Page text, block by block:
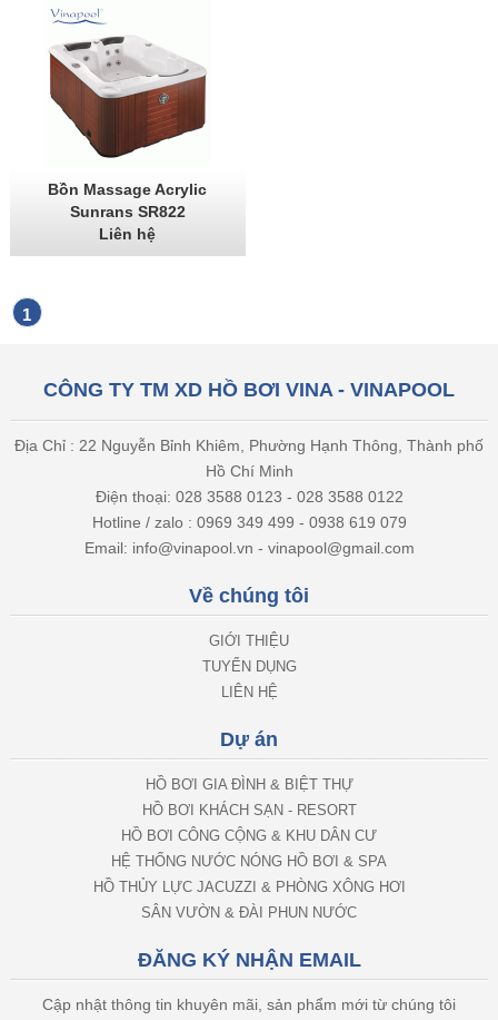
Bồn Massage Acrylic
Sunrans SR822
Liên hệ
1
CÔNG TY TM XD HỒ BƠI VINA - VINAPOOL
Địa Chỉ : 22 Nguyễn Bỉnh Khiêm, Phường Hạnh Thông, Thành phố
Hồ Chí Minh
Điện thoại: 028 3588 0123 - 028 3588 0122
Hotline / zalo : 0969 349 499 - 0938 619 079
Email: info@vinapool.vn - vinapool@gmail.com
Về chúng tôi
GIỚI THIỆU
TUYỂN DỤNG
LIÊN HỆ
Dự án
HỒ BƠI GIA ĐÌNH & BIỆT THỰ
HỒ BƠI KHÁCH SẠN - RESORT
HỒ BƠI CÔNG CỘNG & KHU DÂN CƯ
HỆ THỐNG NƯỚC NÓNG HỒ BƠI & SPA
HỒ THỦY LỰC JACUZZI & PHÒNG XÔNG HƠI
SÂN VƯỜN & ĐÀI PHUN NƯỚC
ĐĂNG KÝ NHẬN EMAIL
Cập nhật thông tin khuyên mãi, sản phẩm mới từ chúng tôi